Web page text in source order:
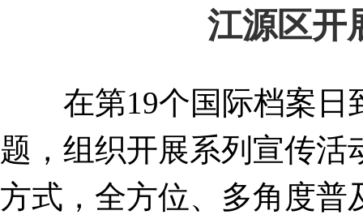
江源区开
在第19个国际档案日
题，组织开展系列宣传
方式，全方位、多角度普